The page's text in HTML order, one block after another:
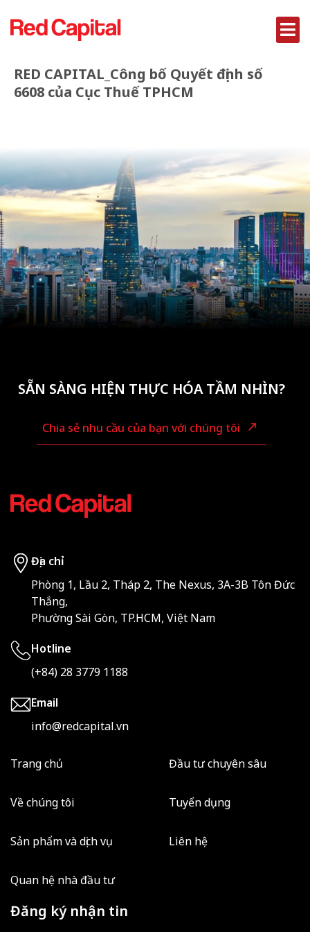
RED CAPITAL_Công bố Quyết định số
6608 của Cục Thuế TPHCM
SẴN SÀNG HIỆN THỰC HÓA TẦM NHÌN?
Chia sẻ nhu cầu của bạn với chúng tôi
Địa chỉ
Phòng 1, Lầu 2, Tháp 2, The Nexus, 3A-3B Tôn Đức
Thắng,
Phường Sài Gòn, TP.HCM, Việt Nam
Hotline
(+84) 28 3779 1188
Email
info@redcapital.vn
Trang chủ
Về chúng tôi
Sản phẩm và dịch vụ
Quan hệ nhà đầu tư
Đầu tư chuyên sâu
Tuyển dụng
Liên hệ
Đăng ký nhận tin